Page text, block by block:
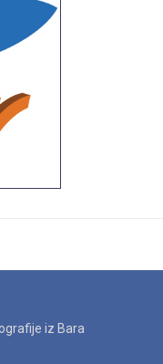
iz Bara